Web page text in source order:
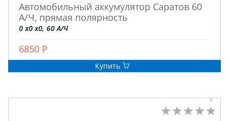
Автомобильный аккумулятор Саратов 60
А/Ч, прямая полярность
0 x0 x0, 60 А/Ч
6850 Р
Купить